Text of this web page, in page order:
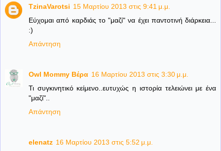
TzinaVarotsi 15 Μαρτίου 2013 στις 9:41 μ.μ.
Εύχομαι από καρδιάς το "μαζί" να έχει παντοτινή διάρκεια...
:)
Απάντηση
Owl Mommy Βέρα 16 Μαρτίου 2013 στις 3:30 μ.μ.
Τι συγκινητικό κείμενο..ευτυχώς η ιστορία τελειώνει με ένα
"μαζί"..
Απάντηση
elenatz 16 Μαρτίου 2013 στις 5:52 μ.μ.